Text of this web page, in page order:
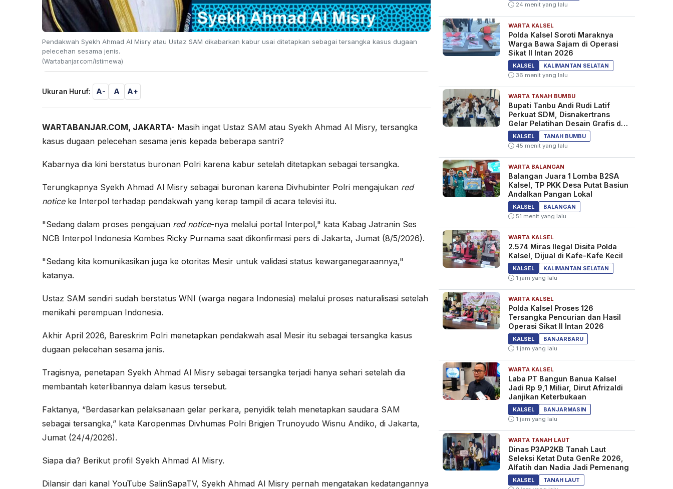
Pendakwah Syekh Ahmad Al Misry atau Ustaz SAM dikabarkan kabur usai ditetapkan sebagai tersangka kasus dugaan
pelecehan sesama jenis.
(Wartabanjar.com/istimewa)
Ukuran Huruf: A- A A+
WARTABANJAR.COM, JAKARTA- Masih ingat Ustaz SAM atau Syekh Ahmad Al Misry, tersangka
kasus dugaan pelecehan sesama jenis kepada beberapa santri?
Kabarnya dia kini berstatus buronan Polri karena kabur setelah ditetapkan sebagai tersangka.
Terungkapnya Syekh Ahmad Al Misry sebagai buronan karena Divhubinter Polri mengajukan red
noticeke Interpol terhadap pendakwah yang kerap tampil di acara televisi itu.
"Sedang dalam proses pengajuan red notice-nya melalui portal Interpol," kata Kabag Jatranin Ses
NCB Interpol Indonesia Kombes Ricky Purnama saat dikonfirmasi pers di Jakarta, Jumat (8/5/2026).
"Sedang kita komunikasikan juga ke otoritas Mesir untuk validasi status kewarganegaraannya,"
katanya.
Ustaz SAM sendiri sudah berstatus WNI (warga negara Indonesia) melalui proses naturalisasi setelah
menikahi perempuan Indonesia.
Akhir April 2026, Bareskrim Polri menetapkan pendakwah asal Mesir itu sebagai tersangka kasus
dugaan pelecehan sesama jenis.
Tragisnya, penetapan Syekh Ahmad Al Misry sebagai tersangka terjadi hanya sehari setelah dia
membantah keterlibannya dalam kasus tersebut.
Faktanya, “Berdasarkan pelaksanaan gelar perkara, penyidik telah menetapkan saudara SAM
sebagai tersangka,” kata Karopenmas Divhumas Polri Brigjen Trunoyudo Wisnu Andiko, di Jakarta,
Jumat (24/4/2026).
Siapa dia? Berikut profil Syekh Ahmad Al Misry.
Dilansir dari kanal YouTube SalinSapaTV, Syekh Ahmad Al Misry pernah mengatakan kedatangannya
24 menit yang lalu
WARTA KALSEL
Polda Kalsel Soroti Maraknya
Warga Bawa Sajam di Operasi
Sikat II Intan 2026
KALSEL
KALIMANTAN SELATAN
36 menit yang lalu
WARTA TANAH BUMBU
Bupati Tanbu Andi Rudi Latif
Perkuat SDM, Disnakertrans
Gelar Pelatihan Desain Grafis dan
Barbershop
KALSEL
TANAH BUMBU
45 menit yang lalu
WARTA BALANGAN
Balangan Juara 1 Lomba B2SA
Kalsel, TP PKK Desa Putat Basiun
Andalkan Pangan Lokal
KALSEL
BALANGAN
51 menit yang lalu
WARTA KALSEL
2.574 Miras Ilegal Disita Polda
Kalsel, Dijual di Kafe-Kafe Kecil
KALSEL
KALIMANTAN SELATAN
1 jam yang lalu
WARTA KALSEL
Polda Kalsel Proses 126
Tersangka Pencurian dan Hasil
Operasi Sikat II Intan 2026
KALSEL
BANJARBARU
1 jam yang lalu
WARTA KALSEL
Laba PT Bangun Banua Kalsel
Jadi Rp 9,1 Miliar, Dirut Afrizaldi
Janjikan Keterbukaan
KALSEL
BANJARMASIN
1 jam yang lalu
WARTA TANAH LAUT
Dinas P3AP2KB Tanah Laut
Seleksi Ketat Duta GenRe 2026,
Alfatih dan Nadia Jadi Pemenang
KALSEL
TANAH LAUT